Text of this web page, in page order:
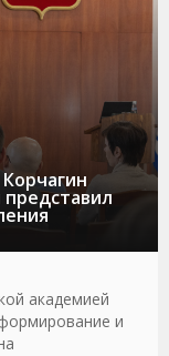
академией
и